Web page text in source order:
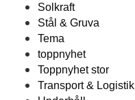
Solkraft
Stål & Gruva
Tema
toppnyhet
Toppnyhet stor
Transport & Logistik